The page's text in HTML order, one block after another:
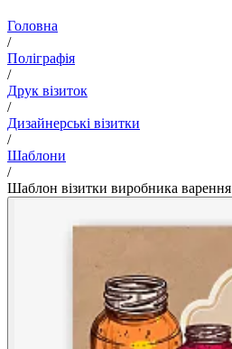
Головна
/
Поліграфія
/
Друк візиток
/
Дизайнерські візитки
/
Шаблони
/
Шаблон візитки виробника варення